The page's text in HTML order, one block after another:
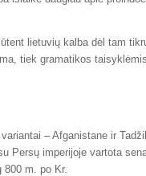
lietuvių kalba dėl tam
tiek gramatikos
– Afganistane ir
Persų imperijoje vartota
800 m. po Kr.